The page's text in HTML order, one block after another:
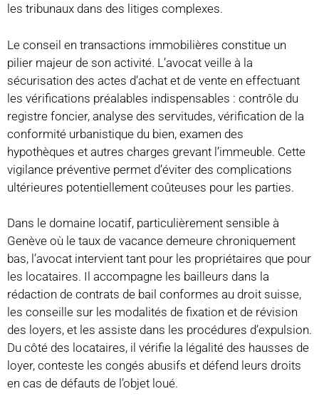
les tribunaux dans des litiges complexes.
Le conseil en transactions immobilières constitue un
pilier majeur de son activité. L’avocat veille à la
sécurisation des actes d’achat et de vente en effectuant
les vérifications préalables indispensables : contrôle du
registre foncier, analyse des servitudes, vérification de la
conformité urbanistique du bien, examen des
hypothèques et autres charges grevant l’immeuble. Cette
vigilance préventive permet d’éviter des complications
ultérieures potentiellement coûteuses pour les parties.
Dans le domaine locatif, particulièrement sensible à
Genève où le taux de vacance demeure chroniquement
bas, l’avocat intervient tant pour les propriétaires que pour
les locataires. Il accompagne les bailleurs dans la
rédaction de contrats de bail conformes au droit suisse,
les conseille sur les modalités de fixation et de révision
des loyers, et les assiste dans les procédures d’expulsion.
Du côté des locataires, il vérifie la légalité des hausses de
loyer, conteste les congés abusifs et défend leurs droits
en cas de défauts de l’objet loué.